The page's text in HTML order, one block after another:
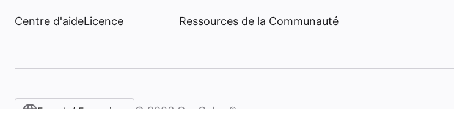
Centre d'aideLicence Ressources de la Communauté
French / Français‎ © 2026 GeoGebra®